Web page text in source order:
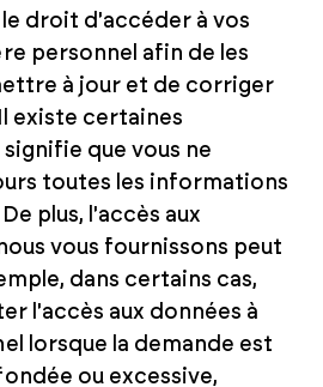
droit d'accéder à vos
personnel afin de les
à jour et de corriger
existe certaines
que vous ne
toutes les informations
plus, l'accès aux
vous fournissons peut
dans certains cas,
l'accès aux données à
lorsque la demande est
ou excessive,